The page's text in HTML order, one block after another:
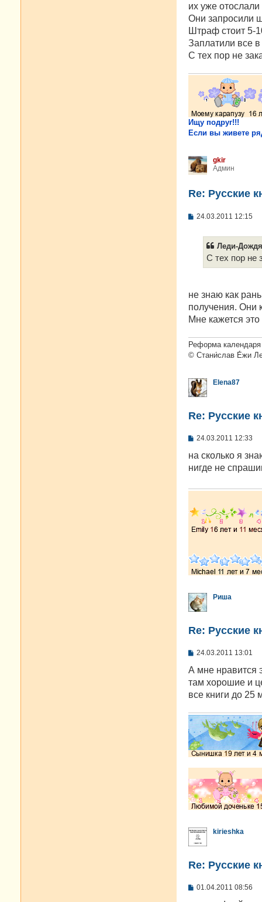
их уже
Они запросили
Штраф стоит 5-
Заплатили все
С тех пор не
Ищу подруг!!!
Если вы живете
gkir
Админ
Re: Русские
С
24.03.2011 12:15
Леди-
С тех пор не
не знаю как
получения. Они
Мне кажется
Реформа
© Стани́слав Е́жи
Elena87
Re: Русские
С
о
щ
н
24.03.2011 12:33
на сколько я
нигде не
Риша
Re: Русские
С
о
щ
е
е
24.03.2011 13:01
А мне нравится
там хорошие и
все книги до 25
kirieshka
Re: Русские
С
01.04.2011 08:56